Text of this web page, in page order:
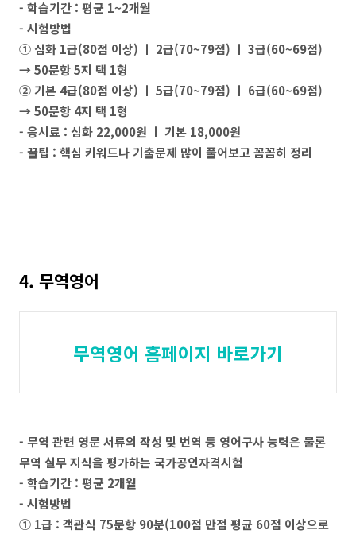
- 학습기간 : 평균 1~2개월
- 시험방법
① 심화 1급(80점 이상) ㅣ 2급(70~79점) ㅣ 3급(60~69점)
→ 50문항 5지 택 1형
② 기본 4급(80점 이상) ㅣ 5급(70~79점) ㅣ 6급(60~69점)
→ 50문항 4지 택 1형
- 응시료 : 심화 22,000원 ㅣ 기본 18,000원
- 꿀팁 : 핵심 키워드나 기출문제 많이 풀어보고 꼼꼼히 정리
4. 무역영어
무역영어 홈페이지 바로가기
- 무역 관련 영문 서류의 작성 및 번역 등 영어구사 능력은 물론
무역 실무 지식을 평가하는 국가공인자격시험
- 학습기간 : 평균 2개월
- 시험방법
① 1급 : 객관식 75문항 90분(100점 만점 평균 60점 이상으로